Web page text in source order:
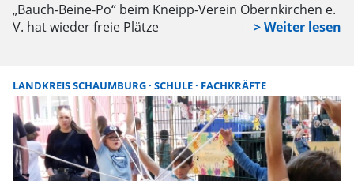
„Bauch-Beine-Po“ beim Kneipp-Verein Obernkirchen e.
V. hat wieder freie Plätze
LANDKREIS SCHAUMBURG SCHULE FACHKRÄFTE